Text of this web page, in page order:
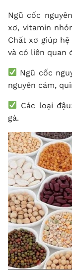
Ngũ cốc
xơ, vitamin
Chất xơ giúp
và có liên quan
Ngũ cốc
nguyên cám,
Các loại
gà.